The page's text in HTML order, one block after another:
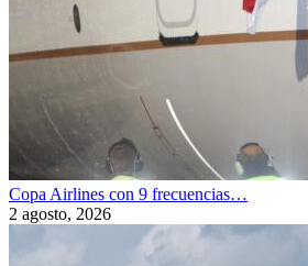
Copa Airlines con 9 frecuencias…
2 agosto, 2026